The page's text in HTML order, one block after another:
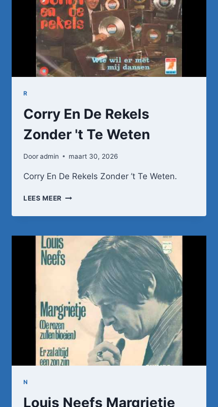
R
Corry En De Rekels
Zonder 't Te Weten
Dooradmin maart 30, 2026
Corry En De Rekels Zonder ’t Te Weten.
LEES MEER CORRY
DE
ZONDER
'T
TE
WETEN
N
Louis Neefs Margrietje